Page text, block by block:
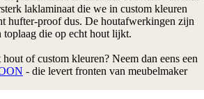
laklaminaat die we in custom kleuren
hufter-proof dus. De houtafwerkingen zijn
toplaag die op echt hout lijkt.
of custom kleuren? Neem dan eens een
- die levert fronten van meubelmaker